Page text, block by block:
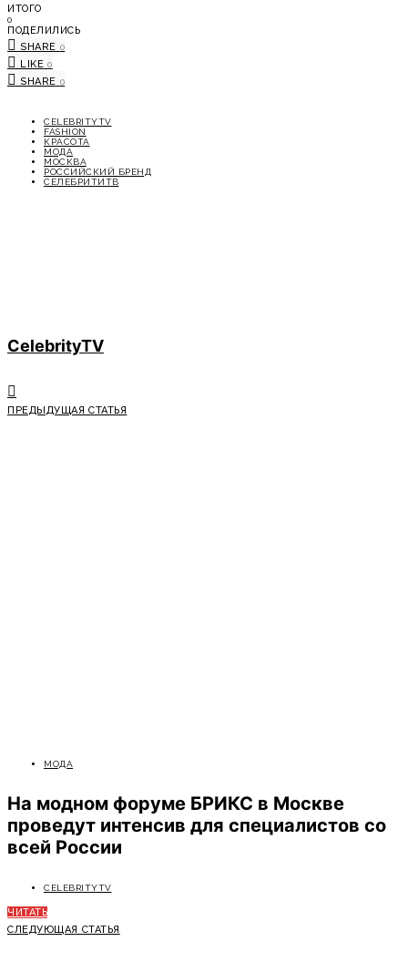
ИТОГО
0
ПОДЕЛИЛИСЬ
SHARE 0
LIKE 0
SHARE 0
CELEBRITYTV
FASHION
КРАСОТА
МОДА
МОСКВА
РОССИЙСКИЙ БРЕНД
СЕЛЕБРИТИТВ
CelebrityTV
ПРЕДЫДУЩАЯ СТАТЬЯ
МОДА
На модном форуме БРИКС в Москве
проведут интенсив для специалистов со
всей России
CELEBRITYTV
ЧИТАТЬ
СЛЕДУЮЩАЯ СТАТЬЯ